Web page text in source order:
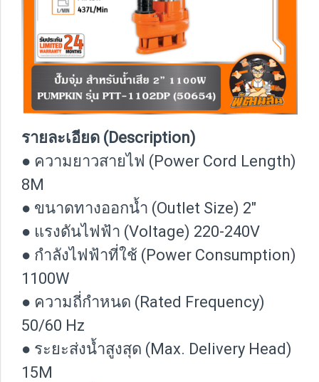
รายละเอียด (Description)
● ความยาวสายไฟ (Power Cord Length)
8M
● ขนาดทางออกน้ำ (Outlet Size) 2″
● แรงดันไฟฟ้า (Voltage) 220-240V
● กำลังไฟฟ้าที่ใช้ (Power Consumption)
1100W
● ความถี่กำหนด (Rated Frequency)
50/60 Hz
● ระยะส่งน้ำสูงสุด (Max. Delivery Head)
15M